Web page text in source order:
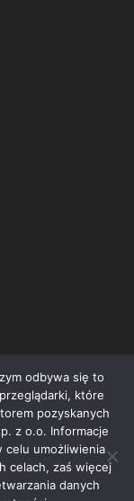
odbywa się to
które
pozyskanych
z o.o. Informacje
celu umożliwienia
celach, zaś więcej
danych